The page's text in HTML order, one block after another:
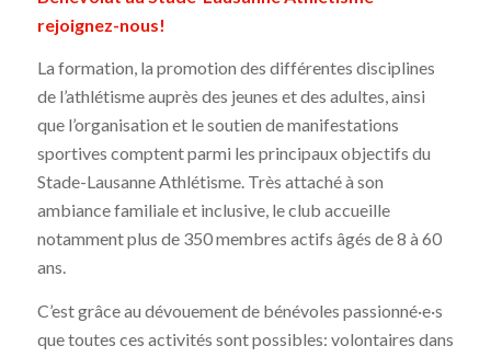
rejoignez-nous!
La formation, la promotion des différentes disciplines
de l’athlétisme auprès des jeunes et des adultes, ainsi
que l’organisation et le soutien de manifestations
sportives comptent parmi les principaux objectifs du
Stade-Lausanne Athlétisme. Très attaché à son
ambiance familiale et inclusive, le club accueille
notamment plus de 350 membres actifs âgés de 8 à 60
ans.
C’est grâce au dévouement de bénévoles passionné·e·s
que toutes ces activités sont possibles: volontaires dans